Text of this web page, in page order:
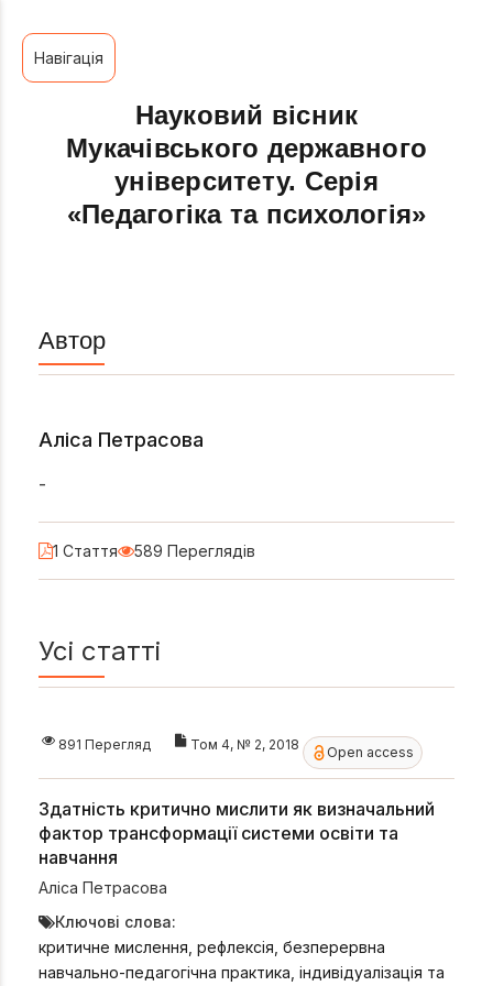
Навігація
Науковий вісник
Мукачівського державного
університету. Серія
«Педагогіка та психологія»
Автор
Аліса Петрасова
-
1 Стаття 589 Переглядів
Усі статті
891 Перегляд Том 4, № 2, 2018 Open access
Здатність критично мислити як визначальний
фактор трансформації системи освіти та
навчання
Аліса Петрасова
Ключові слова:
критичне мислення, рефлексія, безперервна
навчально-педагогічна практика, індивідуалізація та